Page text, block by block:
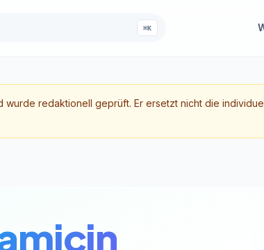
⌘K
redaktionell geprüft. Er ersetzt nicht die